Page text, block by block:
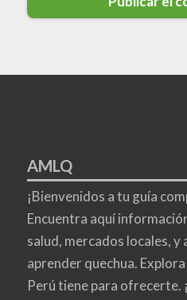
AMLQ
¡Bienvenidos a tu guía
Encuentra aquí
salud, mercados locales, y
aprender quechua.
Perú tiene para ofrecerte.